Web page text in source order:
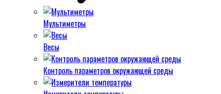
Мультиметры
Весы
Контроль параметров окружающей среды